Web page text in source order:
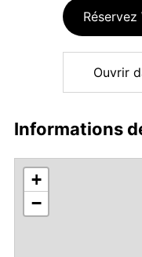
Réservez
Ouvrir
Informations
+
−